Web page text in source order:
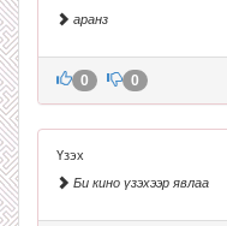
аранз
0 0
Үзэх
Би кино үзэхээр явлаа